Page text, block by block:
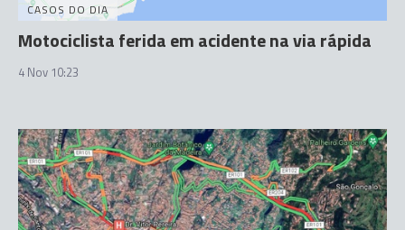
CASOS DO DIA
Motociclista ferida em acidente na via rápida
4 Nov 10:23